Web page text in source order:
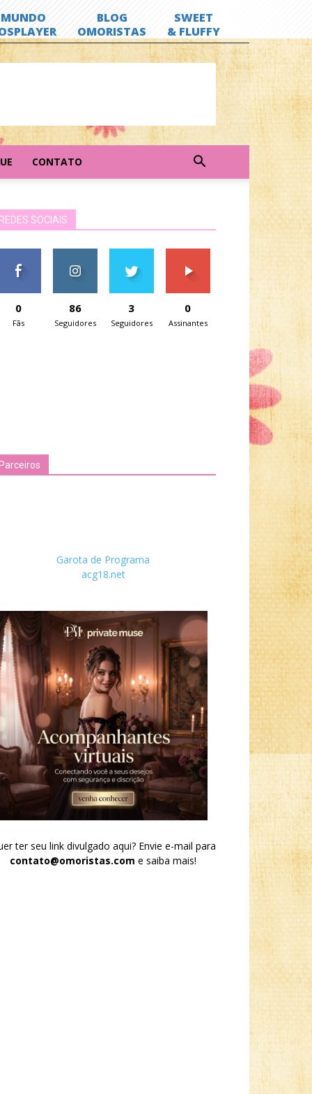
CONTATO
SOCIAIS
0
Fãs
86
Seguidores
3
Seguidores
0
Assinantes
Garota de Programa
acg18.net
ter seu link divulgado aqui? Envie e-mail para
contato@omoristas.com e saiba mais!